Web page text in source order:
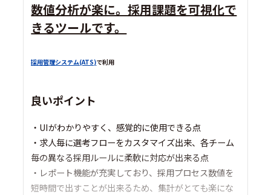
数値分析が楽に。採用課題を可視化で
きるツールです。
採用管理システム(ATS)で利用
良いポイント
・UIがわかりやすく、感覚的に使用できる点
・求人毎に選考フローをカスタマイズ出来、各チーム
毎の異なる採用ルールに柔軟に対応が出来る点
・レポート機能が充実しており、採用プロセス数値を
短時間で出すことが出来るため、集計がとても楽にな